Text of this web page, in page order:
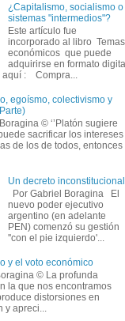
¿Capitalismo, socialismo o
sistemas "intermedios"?
Este artículo fue
incorporado al libro Temas
económicos que puede
adquirirse en formato digital
aquí : Compra...
egoísmo, colectivismo y
© ‘’Platón sugiere
sacrificar los intereses
de los de todos, entonces
Un decreto inconstitucional
Por Gabriel Boragina El
nuevo poder ejecutivo
argentino (en adelante
PEN) comenzó su gestión
''con el pie izquierdo'...
y el voto económico
© La profunda
la que nos encontramos
distorsiones en
y apreci...